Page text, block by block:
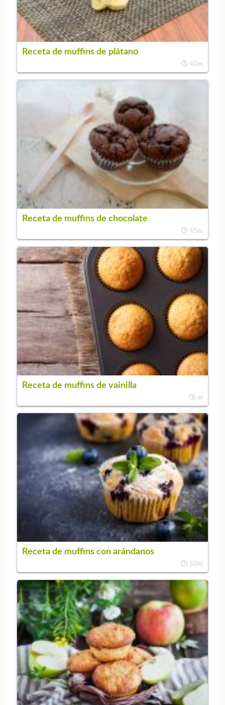
Receta de muffins de plátano
40m
Receta de muffins de chocolate
45m
Receta de muffins de vainilla
m
Receta de muffins con arándanos
50m